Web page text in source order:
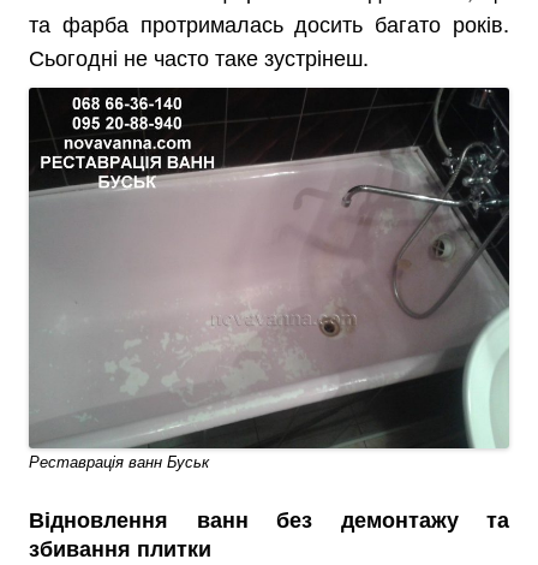
та фарба протрималась досить багато років.
Сьогодні не часто таке зустрінеш.
Реставрація ванн Буськ
Відновлення ванн без демонтажу та
збивання плитки